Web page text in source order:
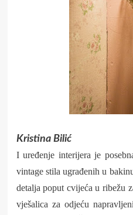
Kristina Bilić
I uređenje interijera je
vintage stila ugrađenih u
detalja poput cvijeća u ribežu
vješalica za odjeću